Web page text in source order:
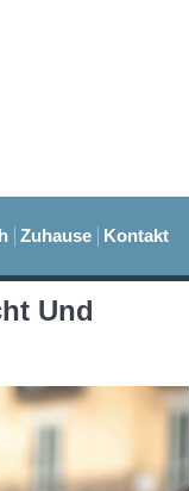
Zuhause Kontakt
Und